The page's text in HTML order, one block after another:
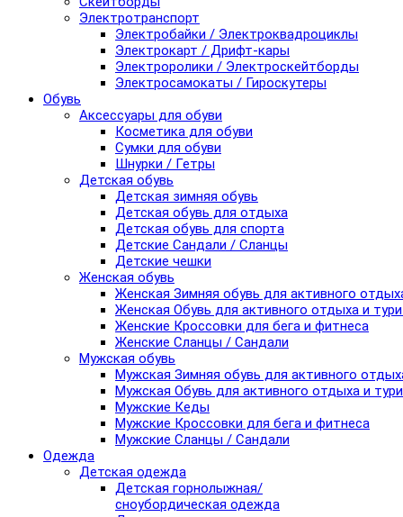
Электротранспорт
Электробайки / Электроквадроциклы
Электрокарт / Дрифт-кары
Электроролики / Электроскейтборды
Электросамокаты / Гироскутеры
Обувь
Аксессуары для обуви
Косметика для обуви
Сумки для обуви
Шнурки / Гетры
Детская обувь
Детская зимняя обувь
Детская обувь для отдыха
Детская обувь для спорта
Детские Сандали / Сланцы
Детские чешки
Женская обувь
Женская Зимняя обувь для активного
Женская Обувь для активного отдыха и
Женские Кроссовки для бега и фитнеса
Женские Сланцы / Сандали
Мужская обувь
Мужская Зимняя обувь для активного
Мужская Обувь для активного отдыха и
Мужские Кеды
Мужские Кроссовки для бега и фитнеса
Мужские Сланцы / Сандали
Одежда
Детская одежда
Детская горнолыжная/
сноубордическая одежда